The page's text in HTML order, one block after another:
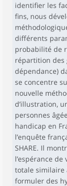
identifier les
fins, nous
différents
probabilité de
répartition des
dépendance)
se concentre
nouvelle
d’illustration,
personnes
handicap en
l’enquête
SHARE. Il
l’espérance
totale similaire
formuler des